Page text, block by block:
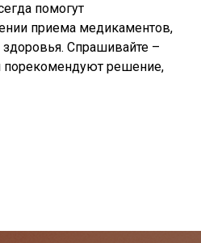
помогут
приема медикаментов,
Спрашивайте –
порекомендуют решение,